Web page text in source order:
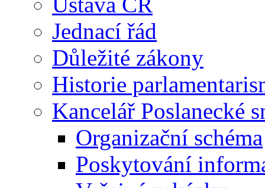
Jednací řád
Důležité zákony
Historie
Kancelář Poslanecké
Organizační schéma
Poskytování